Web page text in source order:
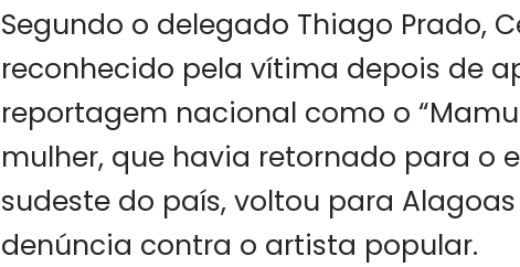
Segundo o delegado Thiago Prado,
reconhecido pela vítima depois de
reportagem nacional como o
mulher, que havia retornado para o
sudeste do país, voltou para
denúncia contra o artista popular.